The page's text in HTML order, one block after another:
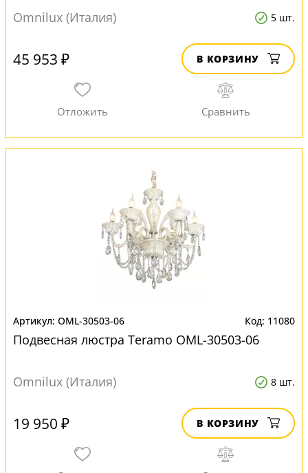
Omnilux (Италия) 5 шт.
45 953 ₽ В КОРЗИНУ
OML-30503-06 11080
Подвесная люстра Teramo OML-30503-06
Omnilux (Италия) 8 шт.
19 950 ₽ В КОРЗИНУ